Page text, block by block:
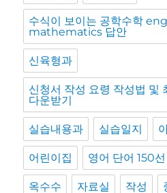
수식이 보이는 공학수학
mathematics 답안
신육형과
신청서 작성 요령 작성법 및
다운받기
실습내용과 실습일지
어린이집 영어 단어 150
옥수수 자료실 작성